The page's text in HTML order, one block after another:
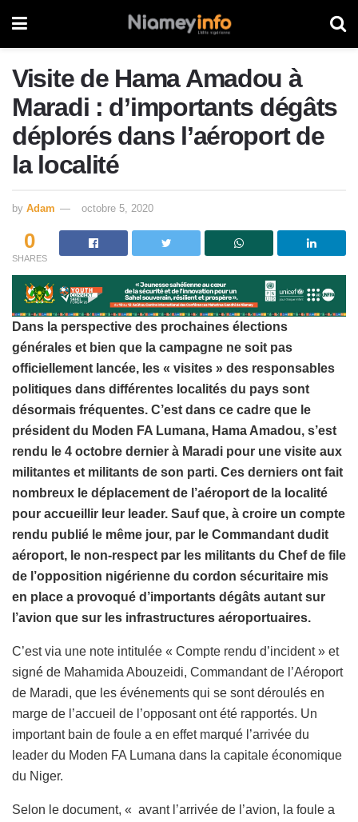
Visite de Hama Amadou à
Maradi : d’importants dégâts
déplorés dans l’aéroport de
la localité
by Adam octobre 5, 2020
0
SHARES
Dans la perspective des prochaines élections
générales et bien que la campagne ne soit pas
officiellement lancée, les « visites » des responsables
politiques dans différentes localités du pays sont
désormais fréquentes. C’est dans ce cadre que le
président du Moden FA Lumana, Hama Amadou, s’est
rendu le 4 octobre dernier à Maradi pour une visite aux
militantes et militants de son parti. Ces derniers ont fait
nombreux le déplacement de l’aéroport de la localité
pour accueillir leur leader. Sauf que, à croire un compte
rendu publié le même jour, par le Commandant dudit
aéroport, le non-respect par les militants du Chef de file
de l’opposition nigérienne du cordon sécuritaire mis
en place a provoqué d’importants dégâts autant sur
l’avion que sur les infrastructures aéroportuaires.
C’est via une note intitulée « Compte rendu d’incident » et
signé de Mahamida Abouzeidi, Commandant de l’Aéroport
de Maradi, que les événements qui se sont déroulés en
marge de l’accueil de l’opposant ont été rapportés. Un
important bain de foule a en effet marqué l’arrivée du
leader du Moden FA Lumana dans la capitale économique
du Niger.
Selon le document, « avant l’arrivée de l’avion, la foule a